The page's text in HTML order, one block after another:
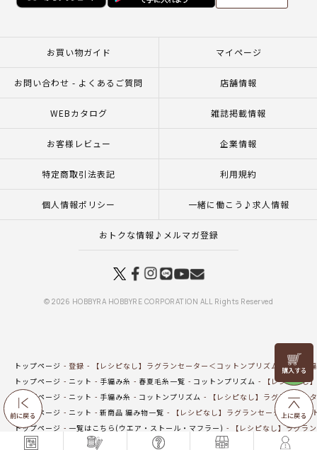
前に戻る
リリヤン
フェア
上に戻る
お買い物ガイド マイページ
お問い合わせ - よくあるご質問 店舗情報
WEBカタログ 雑誌掲載情報
お客様レビュー 企業情報
特定商取引法表記 利用規約
個人情報ポリシー 一緒に働こう♪求人情報
おトクな情報♪メルマガ登録
© 2026 HOBBYRA HOBBYRE CORPORATION ALL Rights Reserved
トップページ 登録
【レシピなし】ラグランセーター＜コットンプリズム03B＞（
トップページ
ニット 手編み糸 春夏毛糸一覧 コットンプリズム
【レシピなし
トップページ
ニット 手編み糸 コットンプリズム
【レシピなし】ラグランセー
トップページ
ニット 新商品 編み物一覧
【レシピなし】ラグランセーター＜コ
トップページ
一覧はこちら(ウエア・ストール・マフラー)
【レシピなし】ラグラ
トップページ
手編み(ウエア・ストール・マフラー) 【レシピなし】ラグランセー